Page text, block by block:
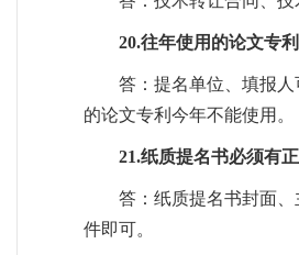
20.往年使用的论文专
答：提名单位、填报
的论文专利今年不能使用。
21.纸质提名书必须有
答：纸质提名书封面
件即可。